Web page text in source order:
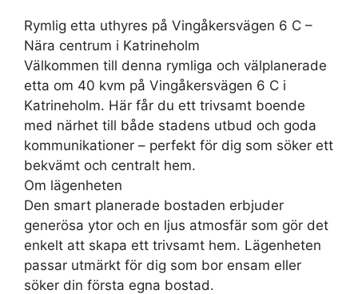
Rymlig etta uthyres på Vingåkersvägen 6 C –
Nära centrum i Katrineholm
Välkommen till denna rymliga och välplanerade
etta om 40 kvm på Vingåkersvägen 6 C i
Katrineholm. Här får du ett trivsamt boende
med närhet till både stadens utbud och goda
kommunikationer – perfekt för dig som söker ett
bekvämt och centralt hem.
Om lägenheten
Den smart planerade bostaden erbjuder
generösa ytor och en ljus atmosfär som gör det
enkelt att skapa ett trivsamt hem. Lägenheten
passar utmärkt för dig som bor ensam eller
söker din första egna bostad.